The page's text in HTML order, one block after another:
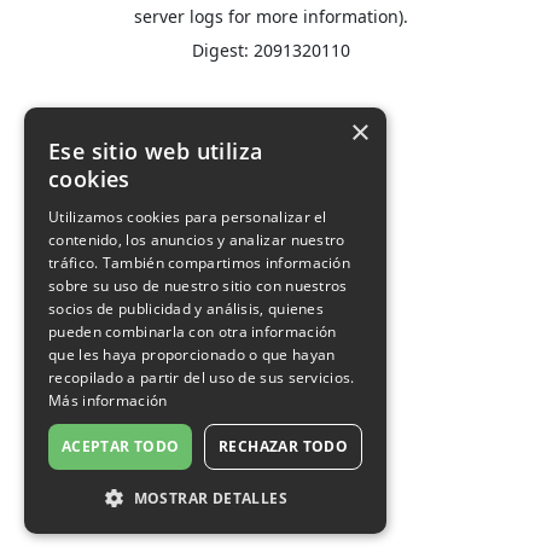
server logs for more information).
Digest: 2091320110
×
Ese sitio web utiliza
cookies
Utilizamos cookies para personalizar el
contenido, los anuncios y analizar nuestro
tráfico. También compartimos información
sobre su uso de nuestro sitio con nuestros
socios de publicidad y análisis, quienes
pueden combinarla con otra información
que les haya proporcionado o que hayan
recopilado a partir del uso de sus servicios.
Más información
ACEPTAR TODO RECHAZAR TODO
MOSTRAR DETALLES